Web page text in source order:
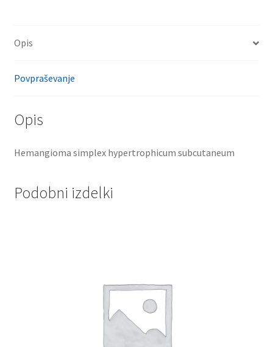
Opis
Povpraševanje
Opis
Hemangioma simplex hypertrophicum subcutaneum
Podobni izdelki